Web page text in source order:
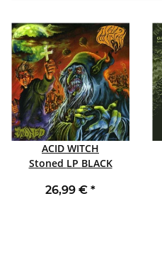
ACID WITCH
Stoned LP BLACK
26,99 € *